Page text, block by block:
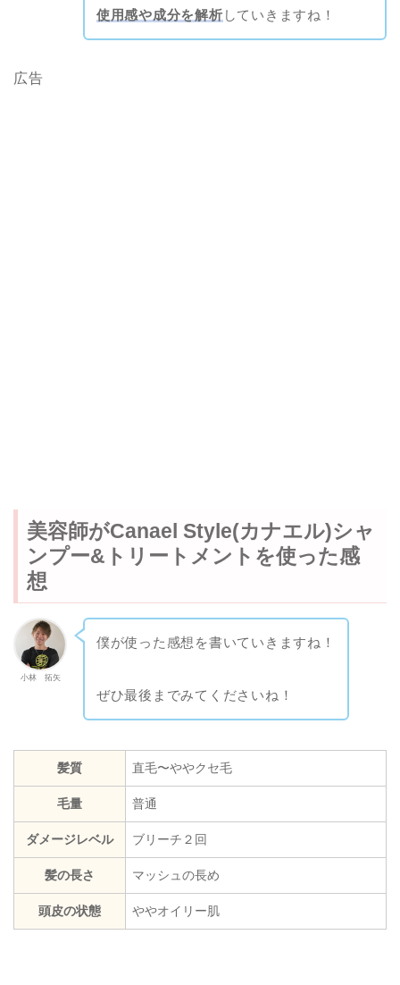
使用感や成分を解析 していきますね！
広告
美容師がCanael Style(カナエル)シャ
ンプー&トリートメントを使った感
想
小林 拓矢
僕が使った感想を書いていきますね！
ぜひ最後までみてくださいね！
髪質 直毛〜ややクセ毛
毛量 普通
ダメージレベル ブリーチ２回
髪の長さ マッシュの長め
頭皮の状態 ややオイリー肌